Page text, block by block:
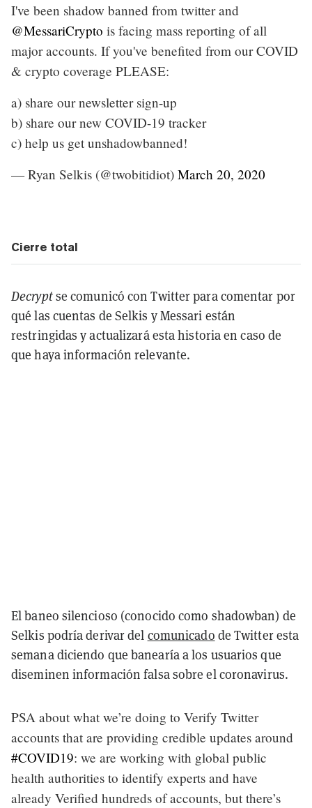
I've been shadow banned from twitter and
@MessariCrypto is facing mass reporting of all
major accounts. If you've benefited from our COVID
& crypto coverage PLEASE:
a) share our newsletter sign-up
b) share our new COVID-19 tracker
c) help us get unshadowbanned!
— Ryan Selkis (@twobitidiot) March 20, 2020
Cierre total
Decryptse comunicó con Twitter para comentar por
qué las cuentas de Selkis y Messari están
restringidas y actualizará esta historia en caso de
que haya información relevante.
El baneo silencioso (conocido como shadowban) de
Selkis podría derivar del comunicado de Twitter esta
semana diciendo que banearía a los usuarios que
diseminen información falsa sobre el coronavirus.
PSA about what we’re doing to Verify Twitter
accounts that are providing credible updates around
#COVID19: we are working with global public
health authorities to identify experts and have
already Verified hundreds of accounts, but there’s